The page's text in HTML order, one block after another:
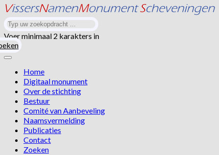
Voer minimaal 2 karakters in
Home
Digitaal monument
Over de stichting
Bestuur
Comité van Aanbeveling
Naamsvermelding
Publicaties
Contact
Zoeken